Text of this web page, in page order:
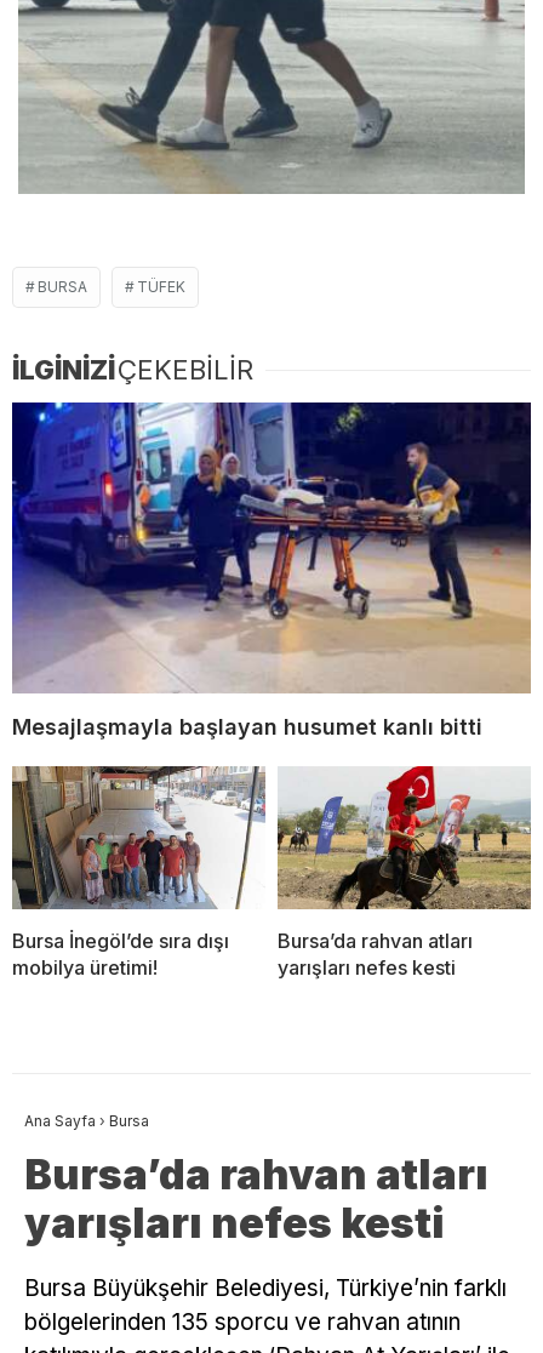
BURSA TÜFEK
İLGİNİZİÇEKEBİLİR
Mesajlaşmayla başlayan husumet kanlı bitti
Bursa İnegöl’de sıra dışı
mobilya üretimi!
Bursa’da rahvan atları
yarışları nefes kesti
Ana Sayfa › Bursa
Bursa’da rahvan atları
yarışları nefes kesti
Bursa Büyükşehir Belediyesi, Türkiye’nin farklı
bölgelerinden 135 sporcu ve rahvan atının